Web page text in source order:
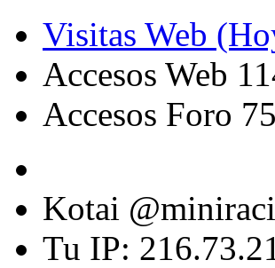
Visitas Web
Accesos Web
Accesos Foro
Kotai
Tu IP: